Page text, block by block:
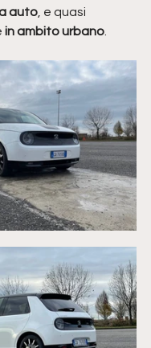
auto , e quasi
in ambito urbano